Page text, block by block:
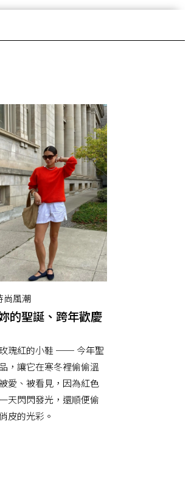
尚風潮
的聖誕、跨年歡慶
瑰紅的小鞋 ── 今年聖
，讓它在寒冬裡偷偷溫
愛、被看見，因為紅色
天閃閃發光，還順便偷
皮的光彩。